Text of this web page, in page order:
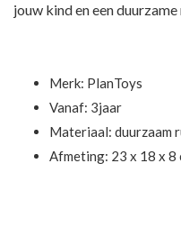
jouw kind en een
Merk: PlanToys
Vanaf: 3jaar
Materiaal: duurzaam
Afmeting: 23 x 18 x 8